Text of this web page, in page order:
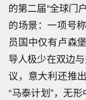
的第二届“全球门
的场景：一项号
员国中仅有卢森
导人极少在双边
议，意大利还推
“马泰计划”，无